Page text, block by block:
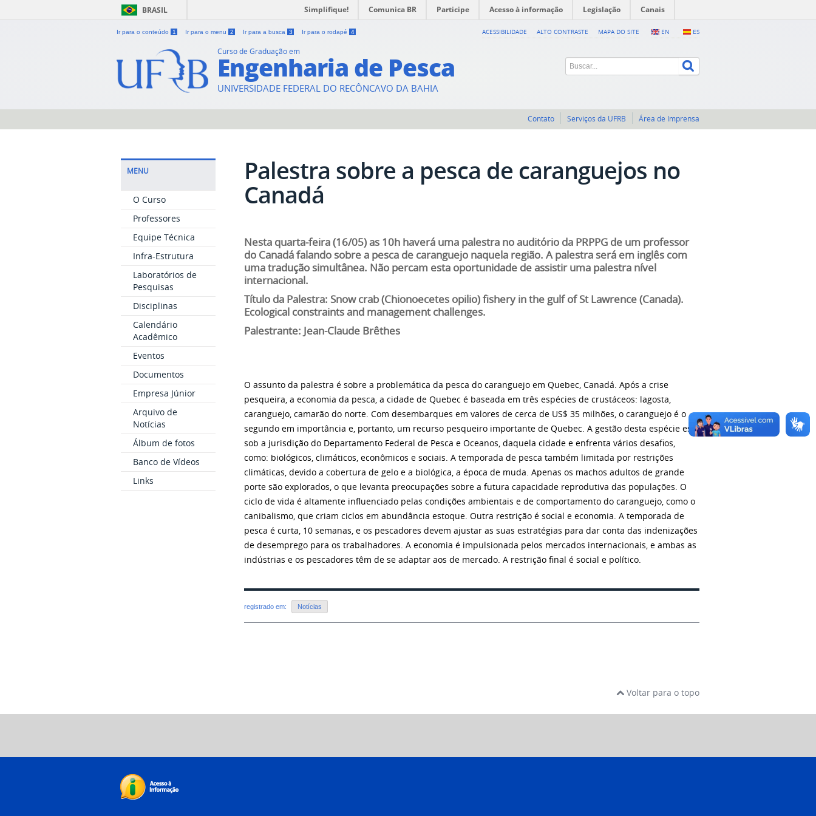
BRASIL Simplifique! Comunica BR Participe Acesso à informação Legislação Canais
Ir para o conteúdo 1 Ir para o menu 2 Ir para a busca 3 Ir para o rodapé 4 EN ES
ACESSIBILIDADE ALTO CONTRASTE MAPA DO SITE
Curso de Graduação em
Engenharia de Pesca
UNIVERSIDADE FEDERAL DO RECÔNCAVO DA BAHIA
Contato Serviços da UFRB Área de Imprensa
MENU
O Curso
Professores
Equipe Técnica
Infra-Estrutura
Laboratórios de
Pesquisas
Disciplinas
Calendário
Acadêmico
Eventos
Documentos
Empresa Júnior
Arquivo de
Notícias
Álbum de fotos
Banco de Vídeos
Links
Palestra sobre a pesca de caranguejos no
Canadá
Nesta quarta-feira (16/05) as 10h haverá uma palestra no auditório da PRPPG de um professor
do Canadá falando sobre a pesca de caranguejo naquela região. A palestra será em inglês com
uma tradução simultânea. Não percam esta oportunidade de assistir uma palestra nível
internacional.
Título da Palestra: Snow crab (Chionoecetes opilio) fishery in the gulf of St Lawrence (Canada).
Ecological constraints and management challenges.
Palestrante: Jean-Claude Brêthes
O assunto da palestra é sobre a problemática da pesca do caranguejo em Quebec, Canadá. Após a crise
pesqueira, a economia da pesca, a cidade de Quebec é baseada em três espécies de crustáceos: lagosta,
caranguejo, camarão do norte. Com desembarques em valores de cerca de US$ 35 milhões, o caranguejo é o
segundo em importância e, portanto, um recurso pesqueiro importante de Quebec. A gestão desta espécie está
sob a jurisdição do Departamento Federal de Pesca e Oceanos, daquela cidade e enfrenta vários desafios,
como: biológicos, climáticos, econômicos e sociais. A temporada de pesca também limitada por restrições
climáticas, devido a cobertura de gelo e a biológica, a época de muda. Apenas os machos adultos de grande
porte são explorados, o que levanta preocupações sobre a futura capacidade reprodutiva das populações. O
ciclo de vida é altamente influenciado pelas condições ambientais e de comportamento do caranguejo, como o
canibalismo, que criam ciclos em abundância estoque. Outra restrição é social e economia. A temporada de
pesca é curta, 10 semanas, e os pescadores devem ajustar as suas estratégias para dar conta das indenizações
de desemprego para os trabalhadores. A economia é impulsionada pelos mercados internacionais, e ambas as
indústrias e os pescadores têm de se adaptar aos de mercado. A restrição final é social e político.
registrado em: Notícias
Voltar para o topo